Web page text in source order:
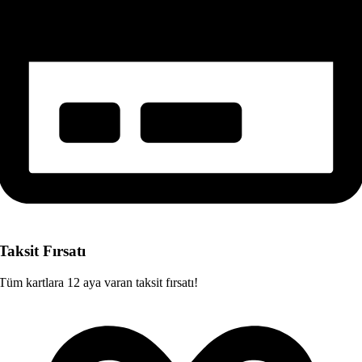
Fırsatı
kartlara 12 aya varan taksit fırsatı!